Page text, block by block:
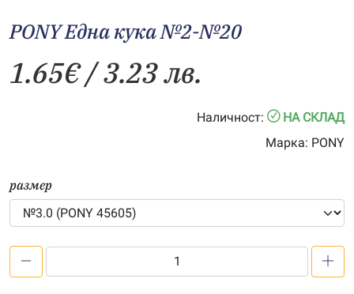
PONY Една кука №2-№20
1.65€/ 3.23 лв.
Наличност:
НА СКЛАД
Марка: PONY
размер